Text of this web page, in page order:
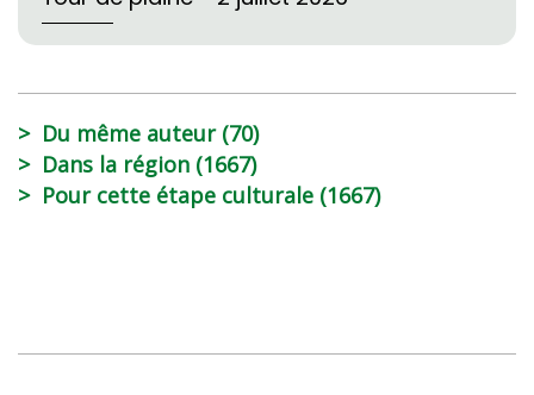
Du même auteur (70)
Dans la région (1667)
Pour cette étape culturale (1667)